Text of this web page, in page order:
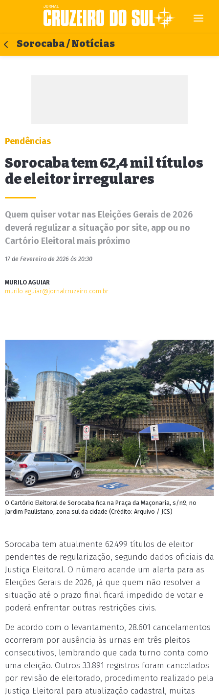
Sorocaba / Notícias
Pendências
Sorocaba tem 62,4 mil títulos
de eleitor irregulares
Quem quiser votar nas Eleições Gerais de 2026
deverá regulizar a situação por site, app ou no
Cartório Eleitoral mais próximo
17 de Fevereiro de 2026 às 20:30
MURILO AGUIAR
murilo.aguiar@jornalcruzeiro.com.br
O Cartório Eleitoral de Sorocaba fica na Praça da Maçonaria, s/nº, no
Jardim Paulistano, zona sul da cidade (Crédito: Arquivo / JCS)
Sorocaba tem atualmente 62.499 títulos de eleitor
pendentes de regularização, segundo dados oficiais da
Justiça Eleitoral. O número acende um alerta para as
Eleições Gerais de 2026, já que quem não resolver a
situação até o prazo final ficará impedido de votar e
poderá enfrentar outras restrições civis.
De acordo com o levantamento, 28.601 cancelamentos
ocorreram por ausência às urnas em três pleitos
consecutivos, lembrando que cada turno conta como
uma eleição. Outros 33.891 registros foram cancelados
por revisão de eleitorado, procedimento realizado pela
Justiça Eleitoral para atualização cadastral, muitas